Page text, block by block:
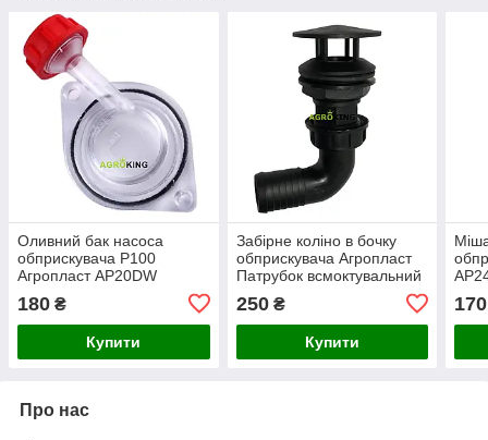
Оливний бак насоса
обприскувача P100
Агропласт AP20DW
180 ₴
Купити
Забірне коліно в бочку
обприскувача Агропласт
Патрубок всмоктувальний
Agroplast
250₴
Купити
170
Про нас